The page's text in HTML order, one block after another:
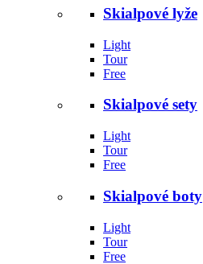
Skialpové lyže
Light
Tour
Free
Skialpové sety
Light
Tour
Free
Skialpové boty
Light
Tour
Free